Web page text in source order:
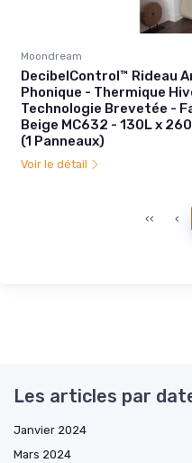
Moondream
DecibelControl™ Rideau
Phonique - Thermique
Technologie Brevetée -
Beige MC632 - 130L x
(1 Panneaux)
Voir le détail
‹‹ ‹
Les articles par
Janvier 2024
Mars 2024